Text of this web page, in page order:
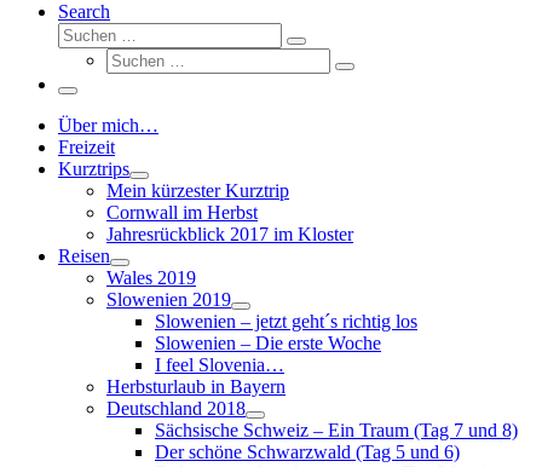
Search
Suche
Suchen
Suche
Suchen
Menü
Über mich…
Freizeit
Kurztrips
Mein kürzester Kurztrip
Cornwall im Herbst
Jahresrückblick 2017 im Kloster
Reisen
Wales 2019
Slowenien 2019
Slowenien – jetzt geht´s richtig los
Slowenien – Die erste Woche
I feel Slovenia…
Herbsturlaub in Bayern
Deutschland 2018
Sächsische Schweiz – Ein Traum (Tag 7 und 8)
Der schöne Schwarzwald (Tag 5 und 6)